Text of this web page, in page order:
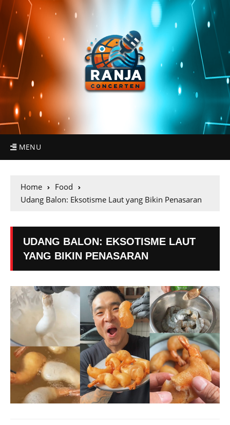
MENU
Home
Food
Udang Balon: Eksotisme Laut yang Bikin Penasaran
UDANG BALON: EKSOTISME LAUT
YANG BIKIN PENASARAN